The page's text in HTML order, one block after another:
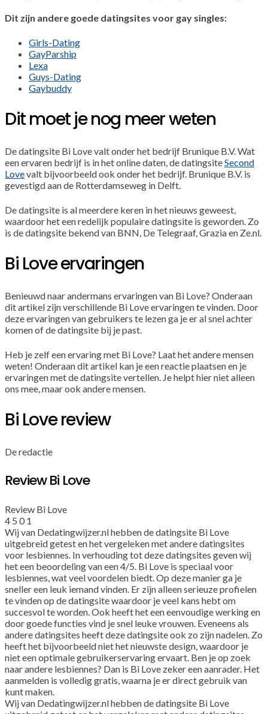
Dit zijn andere goede datingsites voor gay singles:
Girls-Dating
GayParship
Lexa
Guys-Dating
Gaybuddy
Dit moet je nog meer weten
De datingsite Bi Love valt onder het bedrijf Brunique B.V. Wat
een ervaren bedrijf is in het online daten, de datingsiteSecond
Lovevalt bijvoorbeeld ook onder het bedrijf. Brunique B.V. is
gevestigd aan de Rotterdamseweg in Delft.
De datingsite is al meerdere keren in het nieuws geweest,
waardoor het een redelijk populaire datingsite is geworden. Zo
is de datingsite bekend van BNN, De Telegraaf, Grazia en Ze.nl.
Bi Love ervaringen
Benieuwd naar andermans ervaringen van Bi Love? Onderaan
dit artikel zijn verschillende Bi Love ervaringen te vinden. Door
deze ervaringen van gebruikers te lezen ga je er al snel achter
komen of de datingsite bij je past.
Heb je zelf een ervaring met Bi Love? Laat het andere mensen
weten! Onderaan dit artikel kan je een reactie plaatsen en je
ervaringen met de datingsite vertellen. Je helpt hier niet alleen
ons mee, maar ook andere mensen.
Bi Love review
De redactie
Review Bi Love
Review Bi Love
4 5 0 1
Wij van Dedatingwijzer.nl hebben de datingsite Bi Love
uitgebreid getest en het vergeleken met andere datingsites
voor lesbiennes. In verhouding tot deze datingsites geven wij
het een beoordeling van een 4/5. Bi Love is speciaal voor
lesbiennes, wat veel voordelen biedt. Op deze manier ga je
sneller een leuk iemand vinden. Er zijn alleen serieuze profielen
te vinden op de datingsite waardoor je veel kans hebt om
succesvol te worden. Ook heeft het een eenvoudige werking en
door goede functies vind je snel leuke vrouwen. Eveneens als
andere datingsites heeft deze datingsite ook zo zijn nadelen. Zo
heeft het bijvoorbeeld niet het nieuwste design, waardoor je
niet een optimale gebruikerservaring ervaart. Ben je op zoek
naar andere lesbiennes? Dan is Bi Love zeker een aanrader. Het
aanmelden is volledig gratis, waarna je er direct gebruik van
kunt maken.
Wij van Dedatingwijzer.nl hebben de datingsite Bi Love